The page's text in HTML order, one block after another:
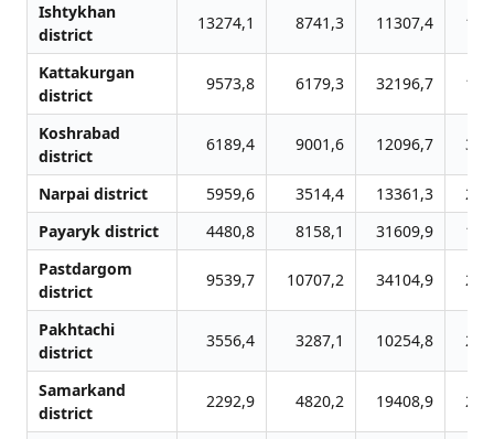
Ishtykhan
district
13274,1 8741,3 11307,4
Kattakurgan
district
9573,8 6179,3 32196,7
Koshrabad
district
6189,4 9001,6 12096,7
Narpai district 5959,6 3514,4 13361,3
Payaryk district
4480,8 8158,1 31609,9
Pastdargom
district
9539,7 10707,2 34104,9
Pakhtachi
district
3556,4 3287,1 10254,8
Samarkand
district
2292,9 4820,2 19408,9